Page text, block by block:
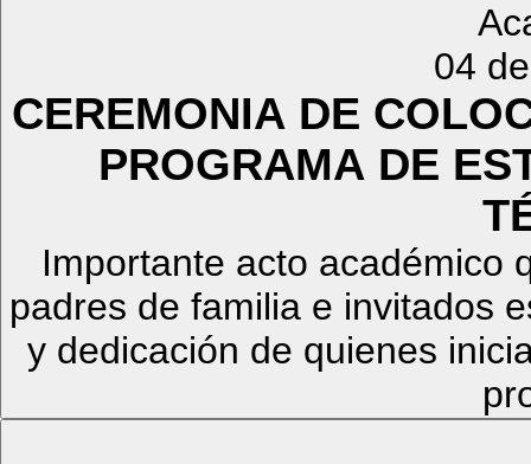
04
CEREMONIA DE
PROGRAMA DE
Importante acto académico
padres de familia e invitados
y dedicación de quienes